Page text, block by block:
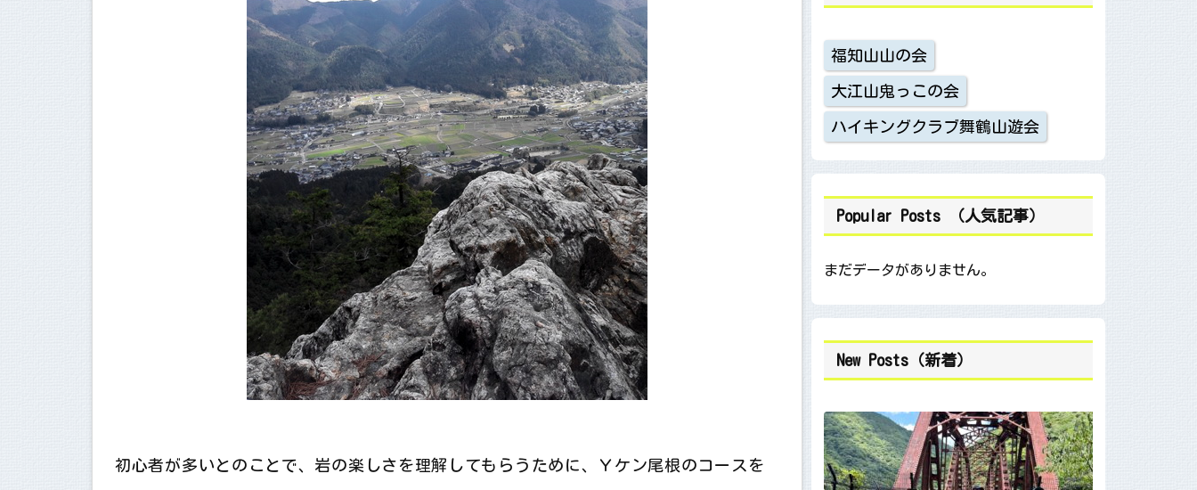
初心者が多いとのことで、岩の楽しさを理解してもらうために、Ｙケン尾根のコースを
福知山山の会
大江山鬼っこの会
ハイキングクラブ舞鶴山遊会
Popular Posts （人気記事）
まだデータがありません。
New Posts（新着）